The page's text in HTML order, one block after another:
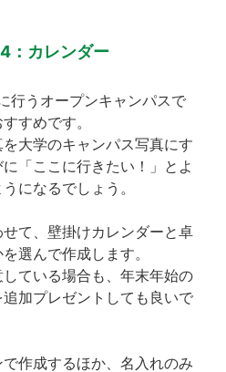
：カレンダー
行うオープンキャンパスで
すめです。
大学のキャンパス写真にす
「ここに行きたい！」とよ
になるでしょう。
て、壁掛けカレンダーと卓
選んで作成します。
ている場合も、年末年始の
加プレゼントしても良いで
作成するほか、名入れのみ